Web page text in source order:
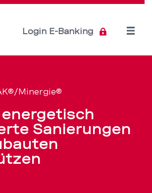
Minergie®
Login E-Banking
Open
Minergie®
Sanierungen